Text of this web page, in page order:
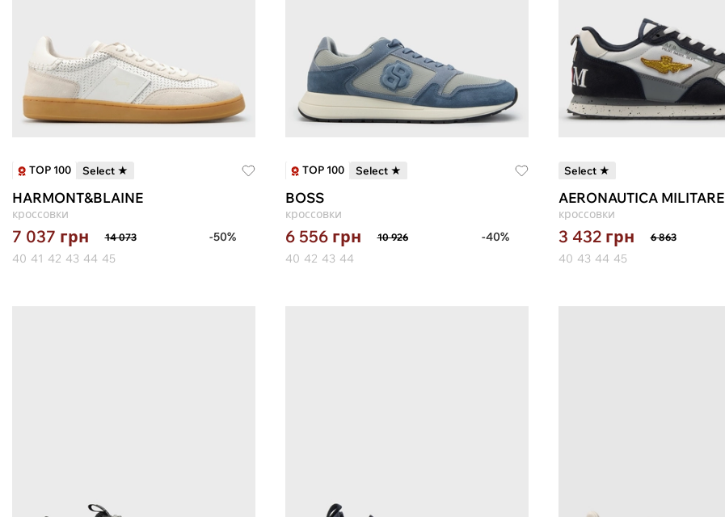
TOP 100 Select ★
HARMONT&BLAINE
кроссовки
7 037 грн 14 073
-50%
40 41 42 43 44 45
TOP 100 Select ★
BOSS
кроссовки
6 556 грн 10 926
-40%
40 42 43 44
Select ★
AERONAUTICA MILITARE
кроссовки
3 432 грн 6 863
40 43 44 45